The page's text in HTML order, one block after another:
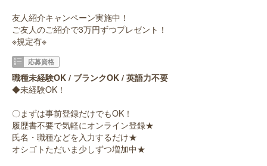
友人紹介キャンペーン実施中！
ご友人のご紹介で3万円ずつプレゼント！
※規定有※
応募資格
職種未経験OK / ブランクOK / 英語力不要
◆未経験OK！
〇まずは事前登録だけでもOK！
履歴書不要で気軽にオンライン登録★
氏名・職種などを入力するだけ★
オシゴトただいま少しずつ増加中★